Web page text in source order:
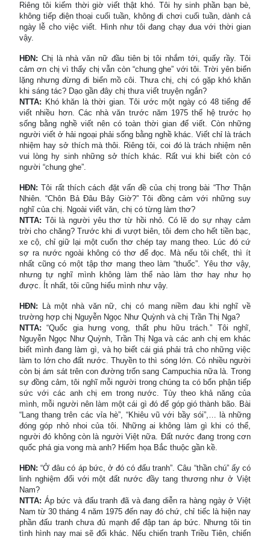
Riêng tôi kiếm thời giờ viết thật khó. Tôi hy sinh phần bạn bè,
không tiếp điện thoại cuối tuần, không đi chơi cuối tuần, dành cả
ngày lễ cho việc viết. Hình như tôi đang chạy đua với thời gian
vậy.
HĐN: Chị là nhà văn nữ đầu tiên bị tôi nhắm tới, quấy rầy. Tôi
cảm ơn chị vì thấy chị vẫn còn “chung ghe” với tôi. Trời yên biển
lặng nhưng đừng đi biển mồ côi. Thưa chị, chị có gặp khó khăn
khi sáng tác? Dạo gần đây chị thưa viết truyện ngắn?
NTTA: Khó khăn là thời gian. Tôi ước một ngày có 48 tiếng để
viết nhiều hơn. Các nhà văn trước năm 1975 thế hệ trước họ
sống bằng nghề viết nên có toàn thời gian để viết. Còn những
người viết ở hải ngoại phải sống bằng nghề khác. Viết chỉ là trách
nhiệm hay sở thích mà thôi. Riêng tôi, coi đó là trách nhiệm nên
vui lòng hy sinh những sở thích khác. Rất vui khi biết còn có
người “chung ghe”.
HĐN: Tôi rất thích cách đặt vấn đề của chị trong bài “Thơ Thận
Nhiên. “Chôn Bả Đâu Bây Giờ?” Tôi đồng cảm với những suy
nghĩ của chị. Ngoài viết văn, chị có từng làm thơ?
NTTA: Tôi là người yêu thơ từ hồi nhỏ. Có lẽ do sự nhạy cảm
trời cho chăng? Trước khi đi vượt biên, tôi đem cho hết tiền bạc,
xe cộ, chỉ giữ lại một cuốn thơ chép tay mang theo. Lúc đó cứ
sợ ra nước ngoài không có thơ để đọc. Mà nếu tôi chết, thì ít
nhất cũng có một tập thơ mang theo làm “thuốc”. Yêu thơ vậy,
nhưng tự nghĩ mình không làm thể nào làm thơ hay như họ
được. Ít nhất, tôi cũng hiểu mình như vậy.
HĐN: Là một nhà văn nữ, chị có mang niềm đau khi nghĩ về
trường hợp chị Nguyễn Ngọc Như Quỳnh và chị Trần Thị Nga?
NTTA: “Quốc gia hưng vong, thất phu hữu trách.” Tôi nghĩ,
Nguyễn Ngọc Như Quỳnh, Trần Thị Nga và các anh chị em khác
biết mình đang làm gì, và họ biết cái giá phải trả cho những việc
làm to lớn cho đất nước. Thuyền to thì sóng lớn. Có nhiều người
còn bị ám sát trên con đường trốn sang Campuchia nữa là. Trong
sự đồng cảm, tôi nghĩ mỗi người trong chúng ta có bổn phận tiếp
sức với các anh chị em trong nước. Tùy theo khả năng của
mình, mỗi người nên làm một cái gì đó để góp gió thành bão. Bài
“Lang thang trên các vỉa hè”, “Khiêu vũ với bầy sói”,… là những
đóng góp nhỏ nhoi của tôi. Những ai không làm gì khi có thể,
người đó không còn là người Việt nữa. Đất nước đang trong cơn
quốc phá gia vong mà anh? Hiểm họa Bắc thuộc gần kề.
HĐN: “Ở đâu có áp bức, ở đó có đấu tranh”. Câu “thần chú” ấy có
linh nghiệm đối với một đất nước đầy tang thương như ở Việt
Nam?
NTTA: Áp bức và đấu tranh đã và đang diễn ra hàng ngày ở Việt
Nam từ 30 tháng 4 năm 1975 đến nay đó chứ, chỉ tiếc là hiện nay
phần đấu tranh chưa đủ mạnh để đập tan áp bức. Nhưng tôi tin
tình hình nay mai sẽ đổi khác. Nếu chiến tranh Triều Tiên, chiến